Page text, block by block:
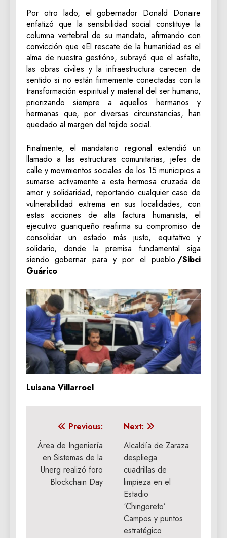
‎Por otro lado, el gobernador Donald Donaire
enfatizó que la sensibilidad social constituye la
columna vertebral de su mandato, afirmando con
convicción que «El rescate de la humanidad es el
alma de nuestra gestión», subrayó que el asfalto,
las obras civiles y la infraestructura carecen de
sentido si no están firmemente conectadas con la
transformación espiritual y material del ser humano,
priorizando siempre a aquellos hermanos y
hermanas que, por diversas circunstancias, han
quedado al margen del tejido social.
‎Finalmente, el mandatario regional extendió un
llamado a las estructuras comunitarias, jefes de
calle y movimientos sociales de los 15 municipios a
sumarse activamente a esta hermosa cruzada de
amor y solidaridad, reportando cualquier caso de
vulnerabilidad extrema en sus localidades, con
estas acciones de alta factura humanista, el
ejecutivo guariqueño reafirma su compromiso de
consolidar un estado más justo, equitativo y
solidario, donde la premisa fundamental siga
siendo gobernar para y por el pueblo./Sibci
Guárico
Luisana Villarroel
Navegación
de
entradas
Previous:
Área de Ingeniería
en Sistemas de la
Unerg realizó foro
Blockchain Day
Next:
Alcaldía de Zaraza
despliega
cuadrillas de
limpieza en el
Estadio
‘Chingoreto’
Campos y puntos
estratégico